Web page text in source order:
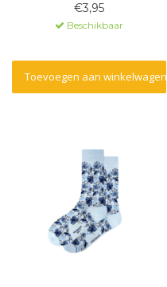
€3,95
Beschikbaar
Toevoegen aan winkelwagen